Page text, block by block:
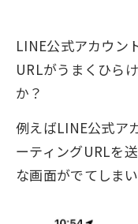
LINE公式アカウン
URLがうまくひら
か？
例えばLINE公式ア
ーティングURLを
な画面がでてしま